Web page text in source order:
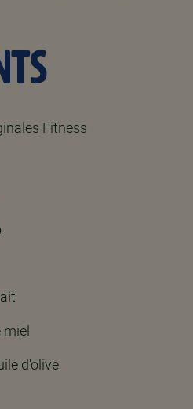
Fitness
d'olive